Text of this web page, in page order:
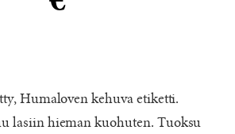
Humaloven kehuva etiketti.
lasiin hieman kuohuten. Tuoksu